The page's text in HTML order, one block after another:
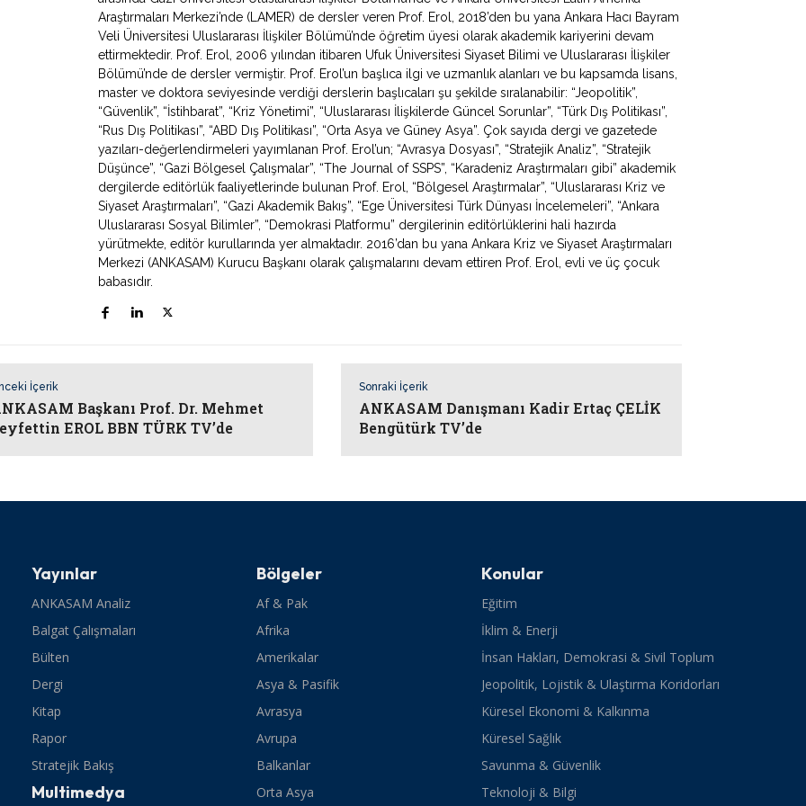
Araştırmaları Merkezi’nde (LAMER) de dersler veren Prof. Erol, 2018’den bu yana Ankara Hacı Bayram
Veli Üniversitesi Uluslararası İlişkiler Bölümü’nde öğretim üyesi olarak akademik kariyerini devam
ettirmektedir. Prof. Erol, 2006 yılından itibaren Ufuk Üniversitesi Siyaset Bilimi ve Uluslararası İlişkiler
Bölümü’nde de dersler vermiştir. Prof. Erol’un başlıca ilgi ve uzmanlık alanları ve bu kapsamda lisans,
master ve doktora seviyesinde verdiği derslerin başlıcaları şu şekilde sıralanabilir: “Jeopolitik”,
“Güvenlik”, “İstihbarat”, “Kriz Yönetimi”, “Uluslararası İlişkilerde Güncel Sorunlar”, “Türk Dış Politikası”,
“Rus Dış Politikası”, “ABD Dış Politikası”, “Orta Asya ve Güney Asya”. Çok sayıda dergi ve gazetede
yazıları-değerlendirmeleri yayımlanan Prof. Erol’un; “Avrasya Dosyası”, “Stratejik Analiz”, “Stratejik
Düşünce”, “Gazi Bölgesel Çalışmalar”, “The Journal of SSPS”, “Karadeniz Araştırmaları gibi” akademik
dergilerde editörlük faaliyetlerinde bulunan Prof. Erol, “Bölgesel Araştırmalar”, “Uluslararası Kriz ve
Siyaset Araştırmaları”, “Gazi Akademik Bakış”, “Ege Üniversitesi Türk Dünyası İncelemeleri”, “Ankara
Uluslararası Sosyal Bilimler”, “Demokrasi Platformu” dergilerinin editörlüklerini hali hazırda
yürütmekte, editör kurullarında yer almaktadır. 2016’dan bu yana Ankara Kriz ve Siyaset Araştırmaları
Merkezi (ANKASAM) Kurucu Başkanı olarak çalışmalarını devam ettiren Prof. Erol, evli ve üç çocuk
babasıdır.
İçerik
Başkanı Prof. Dr. Mehmet
EROL BBN TÜRK TV’de
Sonraki İçerik
ANKASAM Danışmanı Kadir Ertaç ÇELİK
Bengütürk TV’de
Yayınlar
ANKASAM Analiz
Balgat Çalışmaları
Bülten
Dergi
Kitap
Rapor
Stratejik Bakış
Multimedya
Bölgeler
Af & Pak
Afrika
Amerikalar
Asya & Pasifik
Avrasya
Avrupa
Balkanlar
Orta Asya
Konular
Eğitim
İklim & Enerji
İnsan Hakları, Demokrasi & Sivil Toplum
Jeopolitik, Lojistik & Ulaştırma Koridorları
Küresel Ekonomi & Kalkınma
Küresel Sağlık
Savunma & Güvenlik
Teknoloji & Bilgi